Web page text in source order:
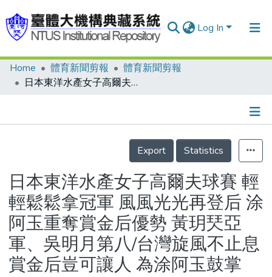
Log In
Communities & Collections
Statistics
Home 體育新聞剪報
體育新聞剪報
日本東洋水產女子高爾夫球賽 輕輕鬆鬆拿冠軍 風風光光再登后 涂阿玉重奪賞金后優勢 黃玥珡亞軍、吳明月第八/台灣旋風不止息 賞金后豈可讓人 為涂阿玉鼓掌
Details
Export
Statistics
日本東洋水產女子高爾夫球賽 輕
輕鬆鬆拿冠軍 風風光光再登后 涂
阿玉重奪賞金后優勢 黃玥珡亞
軍、吳明月第八/台灣旋風不止息
賞金后豈可讓人 為涂阿玉鼓掌